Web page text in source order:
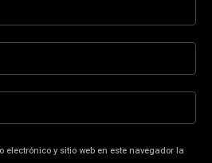
y sitio web en este navegador la